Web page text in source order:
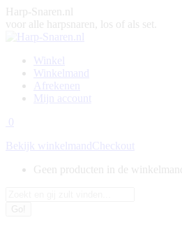
Skip
to
content
Harp-Snaren.nl
voor alle harpsnaren, los of als set.
Winkel
Winkelmand
Afrekenen
Mijn account
0
Bekijk winkelmand Checkout
Geen producten in de winkelmand